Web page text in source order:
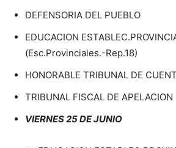
DEFENSORIA DEL PUEBLO
EDUCACION
(Esc.Provinciales.-Rep.18)
HONORABLE TRIBUNAL DE
TRIBUNAL FISCAL DE APELACION
VIERNES 25 DE JUNIO